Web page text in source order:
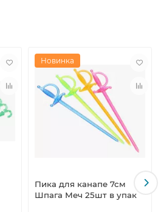
Новинка
Пика для канапе 7см
Шпага Меч 25шт в упак